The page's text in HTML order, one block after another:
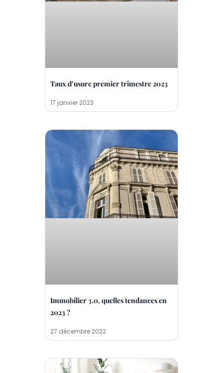
Taux d’usure premier trimestre 2023
17 janvier 2023
Immobilier 3.0, quelles tendances en
2023 ?
27 décembre 2022